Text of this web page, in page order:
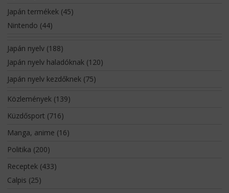
Japán termékek(45)
Nintendo (44)
Japán nyelv(188)
Japán nyelv haladóknak(120)
Japán nyelv kezdőknek(75)
Közlemények(139)
Küzdősport (716)
Manga, anime (16)
Politika (200)
Receptek(433)
Calpis (25)